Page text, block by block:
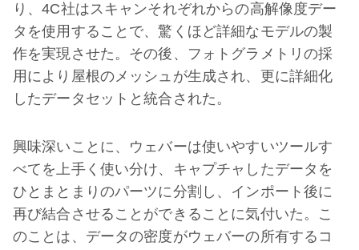
り、4C社はスキャンそれぞれからの高解像度デー
タを使用することで、驚くほど詳細なモデルの製
作を実現させた。その後、フォトグラメトリの採
用により屋根のメッシュが生成され、更に詳細化
したデータセットと統合された。
興味深いことに、ウェバーは使いやすいツールす
べてを上手く使い分け、キャプチャしたデータを
ひとまとまりのパーツに分割し、インポート後に
再び結合させることができることに気付いた。こ
のことは、データの密度がウェバーの所有するコ